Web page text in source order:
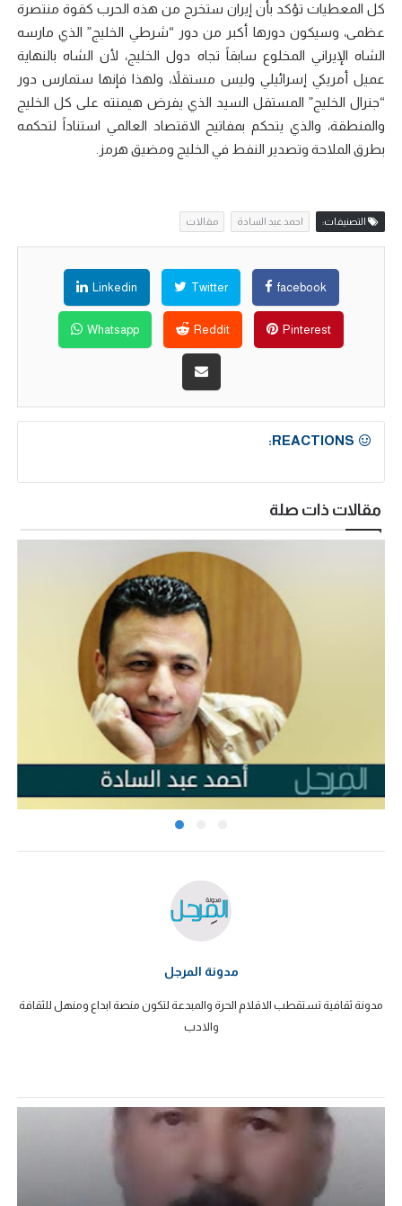
كل المعطيات تؤكد بأن إيران ستخرج من هذه الحرب كقوة منتصرة
عظمى، وسيكون دورها أكبر من دور “شرطي الخليج” الذي مارسه
الشاه الإيراني المخلوع سابقاً تجاه دول الخليج، لأن الشاه بالنهاية
عميل أمريكي إسرائيلي وليس مستقلاً، ولهذا فإنها ستمارس دور
“جنرال الخليج” المستقل السيد الذي يفرض هيمنته على كل الخليج
والمنطقة، والذي يتحكم بمفاتيح الاقتصاد العالمي استناداً لتحكمه
بطرق الملاحة وتصدير النفط في الخليج ومضيق هرمز.
التصنيفات: احمد عبد السادة مقالات
facebook
Twitter
Linkedin
Pinterest
Reddit
Whatsapp
REACTIONS:
مقالات ذات صلة
مدونة المرجل
مدونة ثقافية تستقطب الاقلام الحرة والمبدعة لتكون منصة ابداع ومنهل للثقافة
والادب